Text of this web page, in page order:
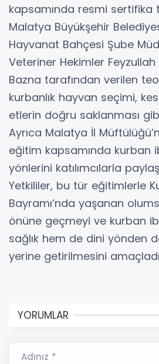
kapsamında resmi sertifika
Malatya Büyükşehir
Hayvanat Bahçesi Şube
Veteriner Hekimler Feyzullah
Bazna tarafından verilen
kurbanlık hayvan seçimi,
etlerin doğru saklanması
Ayrıca Malatya İl
eğitim kapsamında kurban
yönlerini katılımcılarla
Yetkililer, bu tür eğitimlerle
Bayramı’nda yaşanan
önüne geçmeyi ve kurban
sağlık hem de dini yönden
yerine getirilmesini
YORUMLAR
Adınız *